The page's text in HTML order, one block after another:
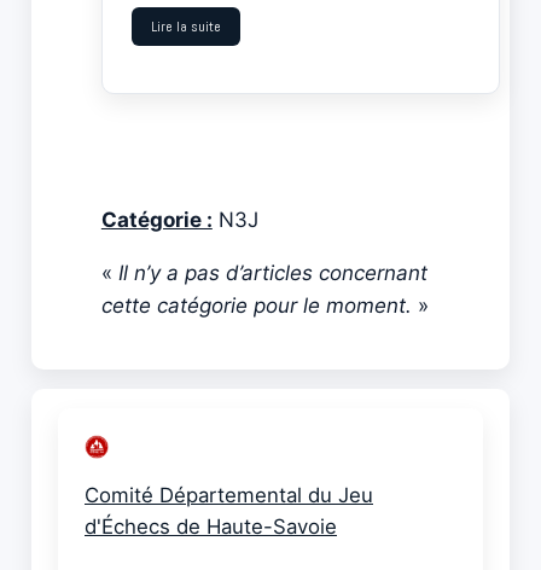
Lire la suite
Catégorie : N3J
« Il n’y a pas d’articles concernant
cette catégorie pour le moment. »
Comité Départemental du Jeu
d'Échecs de Haute-Savoie